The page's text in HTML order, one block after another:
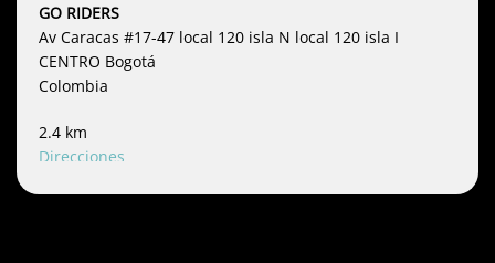
GO RIDERS
Av Caracas #17-47 local 120 isla N local 120 isla I
CENTRO Bogotá
Colombia
2.4 km
Direcciones